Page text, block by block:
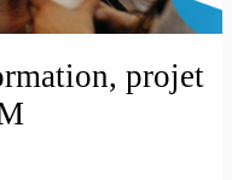
projet